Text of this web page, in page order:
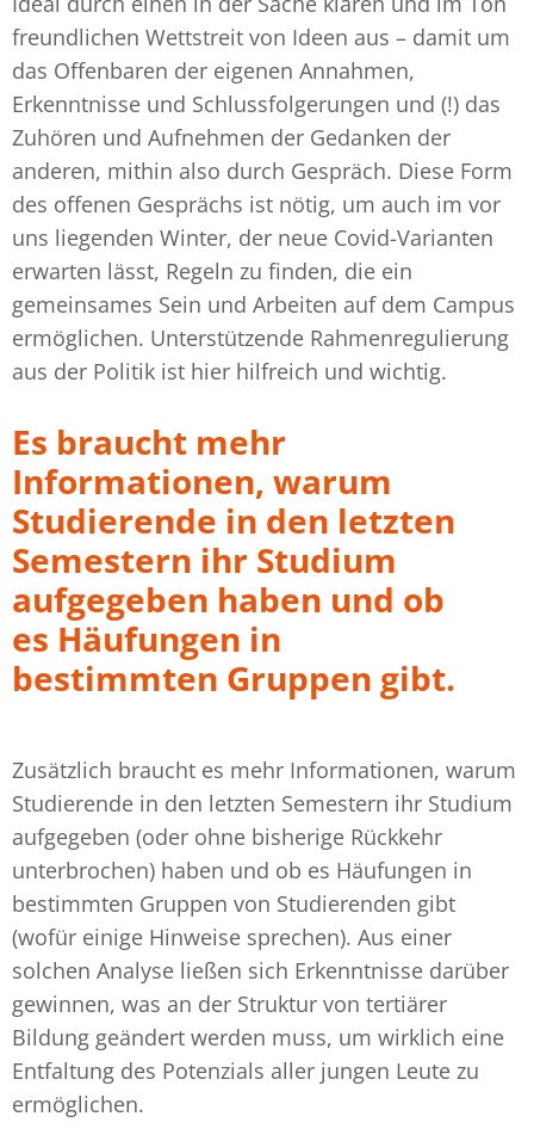
freundlichen Wettstreit von Ideen aus – damit um
das Offenbaren der eigenen Annahmen,
Erkenntnisse und Schlussfolgerungen und (!) das
Zuhören und Aufnehmen der Gedanken der
anderen, mithin also durch Gespräch. Diese Form
des offenen Gesprächs ist nötig, um auch im vor
uns liegenden Winter, der neue Covid-Varianten
erwarten lässt, Regeln zu finden, die ein
gemeinsames Sein und Arbeiten auf dem Campus
ermöglichen. Unterstützende Rahmenregulierung
aus der Politik ist hier hilfreich und wichtig.
Es braucht mehr
Informationen, warum
Studierende in den letzten
Semestern ihr Studium
aufgegeben haben und ob
es Häufungen in
bestimmten Gruppen gibt.
Zusätzlich braucht es mehr Informationen, warum
Studierende in den letzten Semestern ihr Studium
aufgegeben (oder ohne bisherige Rückkehr
unterbrochen) haben und ob es Häufungen in
bestimmten Gruppen von Studierenden gibt
(wofür einige Hinweise sprechen). Aus einer
solchen Analyse ließen sich Erkenntnisse darüber
gewinnen, was an der Struktur von tertiärer
Bildung geändert werden muss, um wirklich eine
Entfaltung des Potenzials aller jungen Leute zu
ermöglichen.